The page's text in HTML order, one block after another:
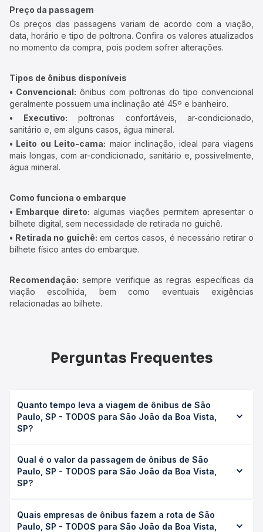
Preço da passagem
Os preços das passagens variam de acordo com a viação,
data, horário e tipo de poltrona. Confira os valores atualizados
no momento da compra, pois podem sofrer alterações.
Tipos de ônibus disponíveis
• Convencional: ônibus com poltronas do tipo convencional
geralmente possuem uma inclinação até 45º e banheiro.
• Executivo: poltronas confortáveis, ar-condicionado,
sanitário e, em alguns casos, água mineral.
• Leito ou Leito-cama: maior inclinação, ideal para viagens
mais longas, com ar-condicionado, sanitário e, possivelmente,
água mineral.
Como funciona o embarque
• Embarque direto: algumas viações permitem apresentar o
bilhete digital, sem necessidade de retirada no guichê.
• Retirada no guichê: em certos casos, é necessário retirar o
bilhete físico antes do embarque.
Recomendação: sempre verifique as regras específicas da
viação escolhida, bem como eventuais exigências
relacionadas ao bilhete.
Perguntas Frequentes
Quanto tempo leva a viagem de ônibus de São
Paulo, SP - TODOS para São João da Boa Vista,
SP?
João da Boa Vista, SP leva em média 3h 45min, podendo
variar conforme a viação, o tipo de serviço (convencional,
executivo ou leito) e as condições de tráfego. Na Quero
Qual é o valor da passagem de ônibus de São
Paulo, SP - TODOS para São João da Boa Vista,
SP?
TODOS para São João da Boa Vista, SP custa em média
R$ 116,16 e varia conforme a data da viagem, a empresa, o
Quais empresas de ônibus fazem a rota de São
Paulo, SP - TODOS para São João da Boa Vista,